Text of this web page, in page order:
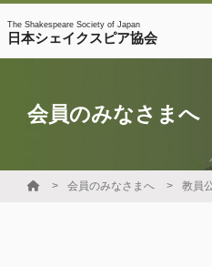
The Shakespeare Society of Japan
日本シェイクスピア協会
会員のみなさまへ
会員のみなさまへ